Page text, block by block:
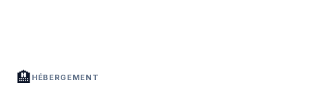
🏨 HÉBERGEMENT